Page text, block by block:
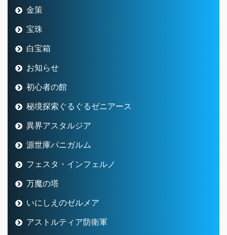
金策
宝珠
白宝箱
お知らせ
初心者の館
秘境探索ぐるぐるゼニアース
異界アスタルジア
源世庫パニガルム
フェスタ・インフェルノ
万魔の塔
いにしえのゼルメア
アストルティア防衛軍